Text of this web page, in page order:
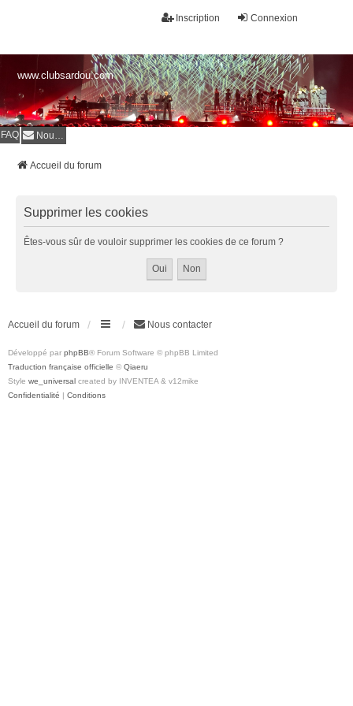
Connexion
Inscription
www.clubsardou.com
FAQ Nous contacter
Accueil du forum
Supprimer les cookies
Êtes-vous sûr de vouloir supprimer les cookies de ce forum ?
Accueil du forum Nous contacter
Développé par phpBB® Forum Software © phpBB Limited
Traduction française officielle © Qiaeru
Style we_universal created by INVENTEA & v12mike
Confidentialité | Conditions